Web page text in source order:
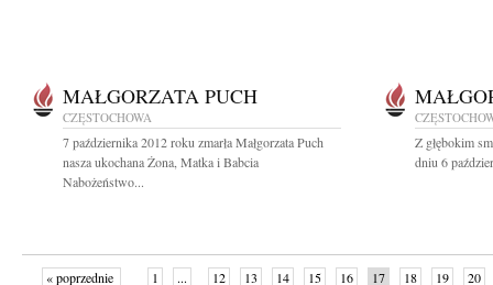
MAŁGORZATA PUCH
CZĘSTOCHOWA
7 października 2012 roku zmarła Małgorzata Puch
nasza ukochana Żona, Matka i Babcia
Nabożeństwo...
Z głębokim
dniu 6
« poprzednie 1 ... 12 13 14 15 16 17 18 19 20